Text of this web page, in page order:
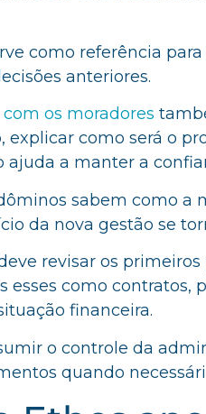
como referência
anteriores.
os moradores
explicar como será o
a manter a
sabem como a
da nova gestão se
revisar os
esses como contratos,
financeira.
o controle da
quando